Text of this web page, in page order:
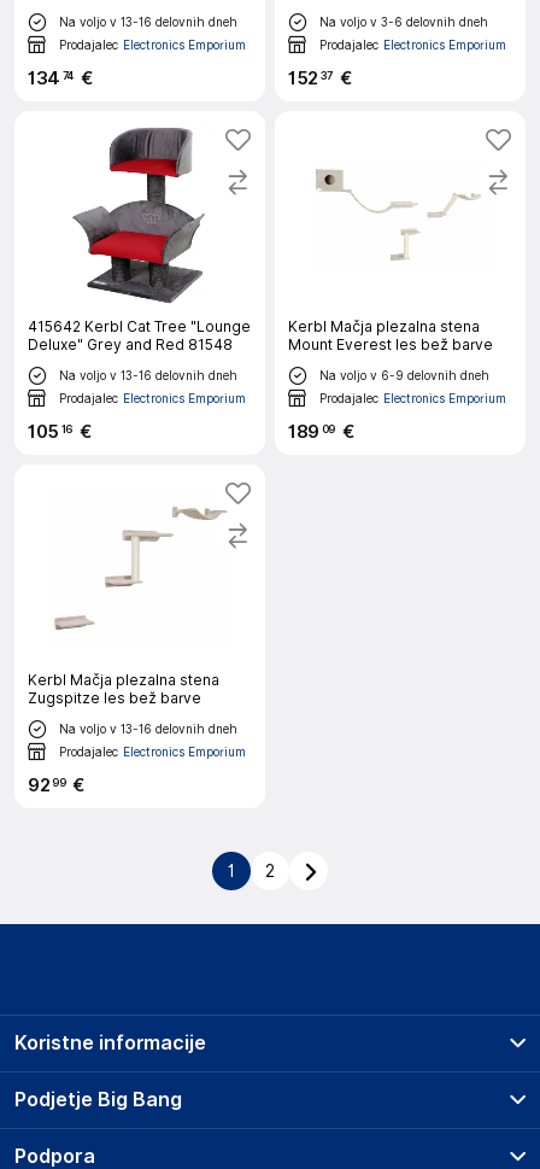
Na voljo v 13-16 delovnih dneh
Prodajalec Electronics Emporium
134 74 €
Na voljo v 3-6 delovnih dneh
Prodajalec Electronics Emporium
152 37 €
415642 Kerbl Cat Tree "Lounge
Deluxe" Grey and Red 81548
Na voljo v 13-16 delovnih dneh
Prodajalec Electronics Emporium
105 16 €
Kerbl Mačja plezalna stena
Mount Everest les bež barve
Na voljo v 6-9 delovnih dneh
Prodajalec Electronics Emporium
189 09 €
Kerbl Mačja plezalna stena
Zugspitze les bež barve
Na voljo v 13-16 delovnih dneh
Prodajalec Electronics Emporium
9299 €
1 2
Podjetje Big Bang
O podjetju
Koristne informacije
Prodajna mesta
Storitve
Podpora